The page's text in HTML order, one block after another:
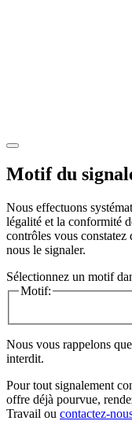
Motif du
Nous effectuons
légalité et la conformité
contrôles vous
nous le signaler.
Sélectionnez un motif
Motif:
Nous vous rappelons
interdit.
Pour tout signalement
offre déjà pourvue,
Travail ou contactez-